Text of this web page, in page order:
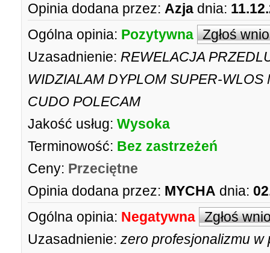
Opinia dodana przez: Azja dnia:
Ogólna opinia: Pozytywna Zgłoś
Uzasadnienie: REWELACJA
WIDZIALAM DYPLOM SUPER-WLOS
CUDO POLECAM
Jakość usług: Wysoka
Terminowość: Bez zastrzeżeń
Ceny: Przeciętne
Opinia dodana przez: MYCHA dnia:
Ogólna opinia: Negatywna Zgłoś
Uzasadnienie: zero profesjonalizmu